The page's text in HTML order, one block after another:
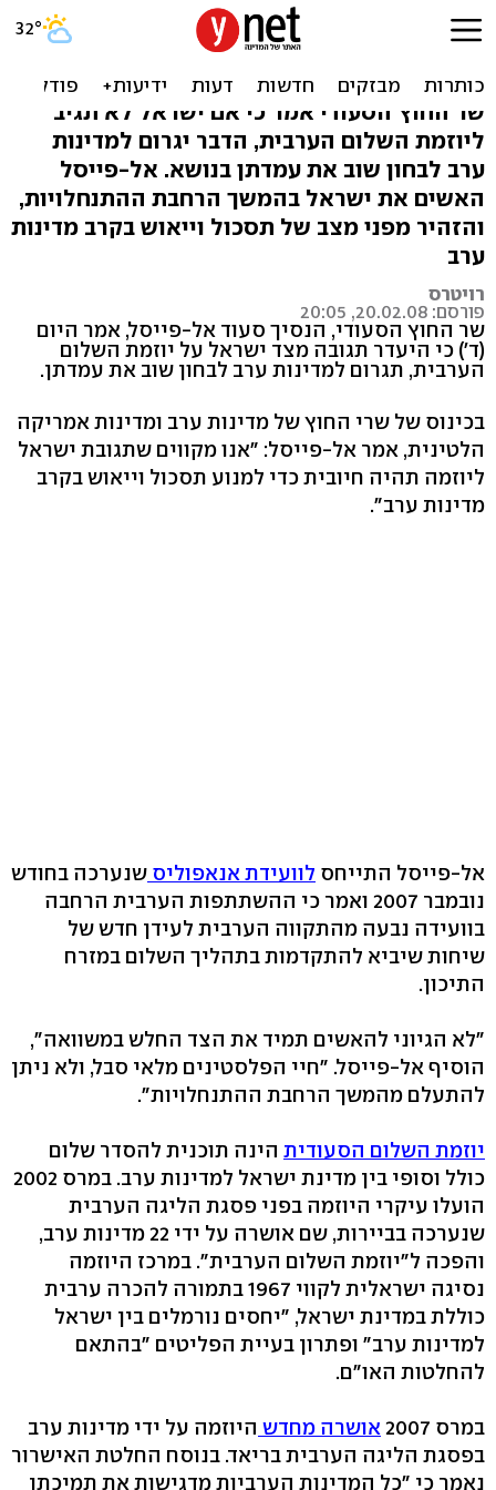
סעודיה: תגובה ליוזמת
השלום תמנע ייאוש
שר החוץ הסעודי אמר כי אם ישראל לא תגיב
ליוזמת השלום הערבית, הדבר יגרום למדינות
ערב לבחון שוב את עמדתן בנושא. אל-פייסל
האשים את ישראל בהמשך הרחבת ההתנחלויות,
והזהיר מפני מצב של תסכול וייאוש בקרב מדינות
ערב
רויטרס
פורסם: 20.02.08, 20:05
שר החוץ הסעודי, הנסיך סעוד אל-פייסל, אמר היום
(ד') כי היעדר תגובה מצד ישראל על יוזמת השלום
הערבית, תגרום למדינות ערב לבחון שוב את עמדתן.
בכינוס של שרי החוץ של מדינות ערב ומדינות אמריקה
הלטינית, אמר אל-פייסל: "אנו מקווים שתגובת ישראל
ליוזמה תהיה חיובית כדי למנוע תסכול וייאוש בקרב
מדינות ערב".
אל-פייסל התייחס לוועידת אנאפוליס שנערכה בחודש
נובמבר 2007 ואמר כי ההשתתפות הערבית הרחבה
בוועידה נבעה מהתקווה הערבית לעידן חדש של
שיחות שיביא להתקדמות בתהליך השלום במזרח
התיכון.
"לא הגיוני להאשים תמיד את הצד החלש במשוואה",
הוסיף אל-פייסל. "חיי הפלסטינים מלאי סבל, ולא ניתן
להתעלם מהמשך הרחבת ההתנחלויות".
יוזמת השלום הסעודית הינה תוכנית להסדר שלום
כולל וסופי בין מדינת ישראל למדינות ערב. במרס 2002
הועלו עיקרי היוזמה בפני פסגת הליגה הערבית
שנערכה בביירות, שם אושרה על ידי 22 מדינות ערב,
והפכה ל"יוזמת השלום הערבית". במרכז היוזמה
נסיגה ישראלית לקווי 1967 בתמורה להכרה ערבית
כוללת במדינת ישראל, "יחסים נורמלים בין ישראל
למדינות ערב" ופתרון בעיית הפליטים "בהתאם
להחלטות האו"ם.
במרס 2007 אושרה מחדש היוזמה על ידי מדינות ערב
בפסגת הליגה הערבית בריאד. בנוסח החלטת האישרור
נאמר כי "כל המדינות הערביות מדגישות את תמיכתן